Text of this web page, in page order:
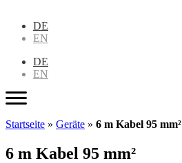
DE
EN
DE
EN
Startseite » Geräte » 6 m Kabel 95 mm²
6 m Kabel 95 mm²